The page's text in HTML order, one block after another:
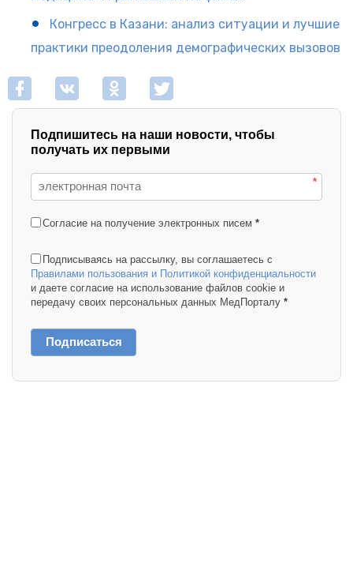
Конгресс в Казани: анализ ситуации и лучшие
практики преодоления демографических вызовов
Подпишитесь на наши новости, чтобы
получать их первыми
*
Согласие на получение электронных писем *
Подписываясь на рассылку, вы соглашаетесь с
Правилами пользования и Политикой конфиденциальности
и даете согласие на использование файлов cookie и
передачу своих персональных данных МедПорталу *
Подписаться